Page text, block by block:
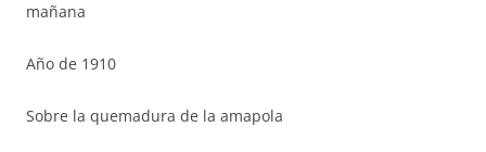
mañana
Año de 1910
Sobre la quemadura de la amapola